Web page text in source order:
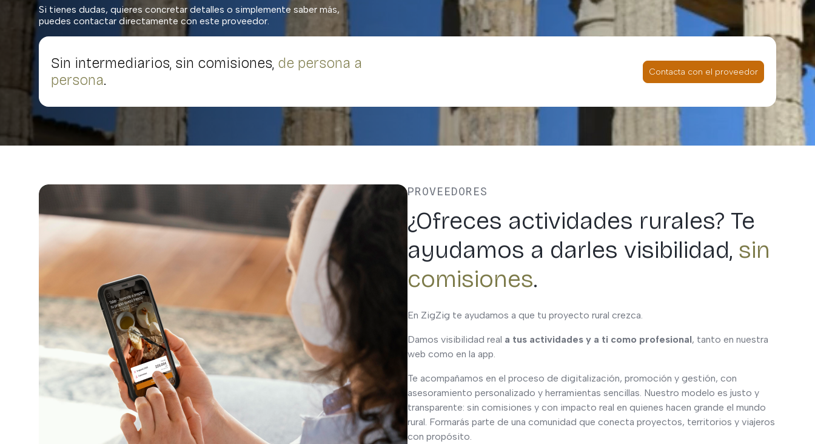
Si tienes dudas, quieres concretar detalles o simplemente saber más,
puedes contactar directamente con este proveedor.
Sin intermediarios, sin comisiones, de persona a
persona. Contacta con el proveedor
PROVEEDORES
¿Ofreces actividades rurales? Te
ayudamos a darles visibilidad, sin
comisiones.
En ZigZig te ayudamos a que tu proyecto rural crezca.
Damos visibilidad real a tus actividades y a ti como profesional, tanto en nuestra
web como en la app.
Te acompañamos en el proceso de digitalización, promoción y gestión, con
asesoramiento personalizado y herramientas sencillas. Nuestro modelo es justo y
transparente: sin comisiones y con impacto real en quienes hacen grande el mundo
rural. Formarás parte de una comunidad que conecta proyectos, territorios y viajeros
con propósito.